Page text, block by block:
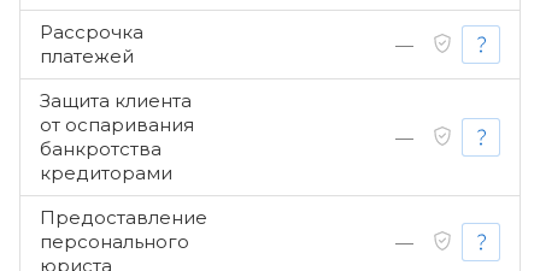
Рассрочка
платежей
—
Защита клиента
от оспаривания
банкротства
кредиторами
—
Предоставление
персонального
юриста
—